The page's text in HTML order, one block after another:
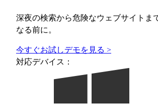
深夜の検索から危険なウェブサイト
なる前に。
今すぐお試しデモを見る >
対応デバイス：